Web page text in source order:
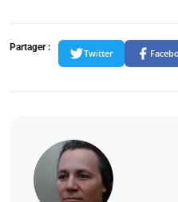
Partager :
Twitter